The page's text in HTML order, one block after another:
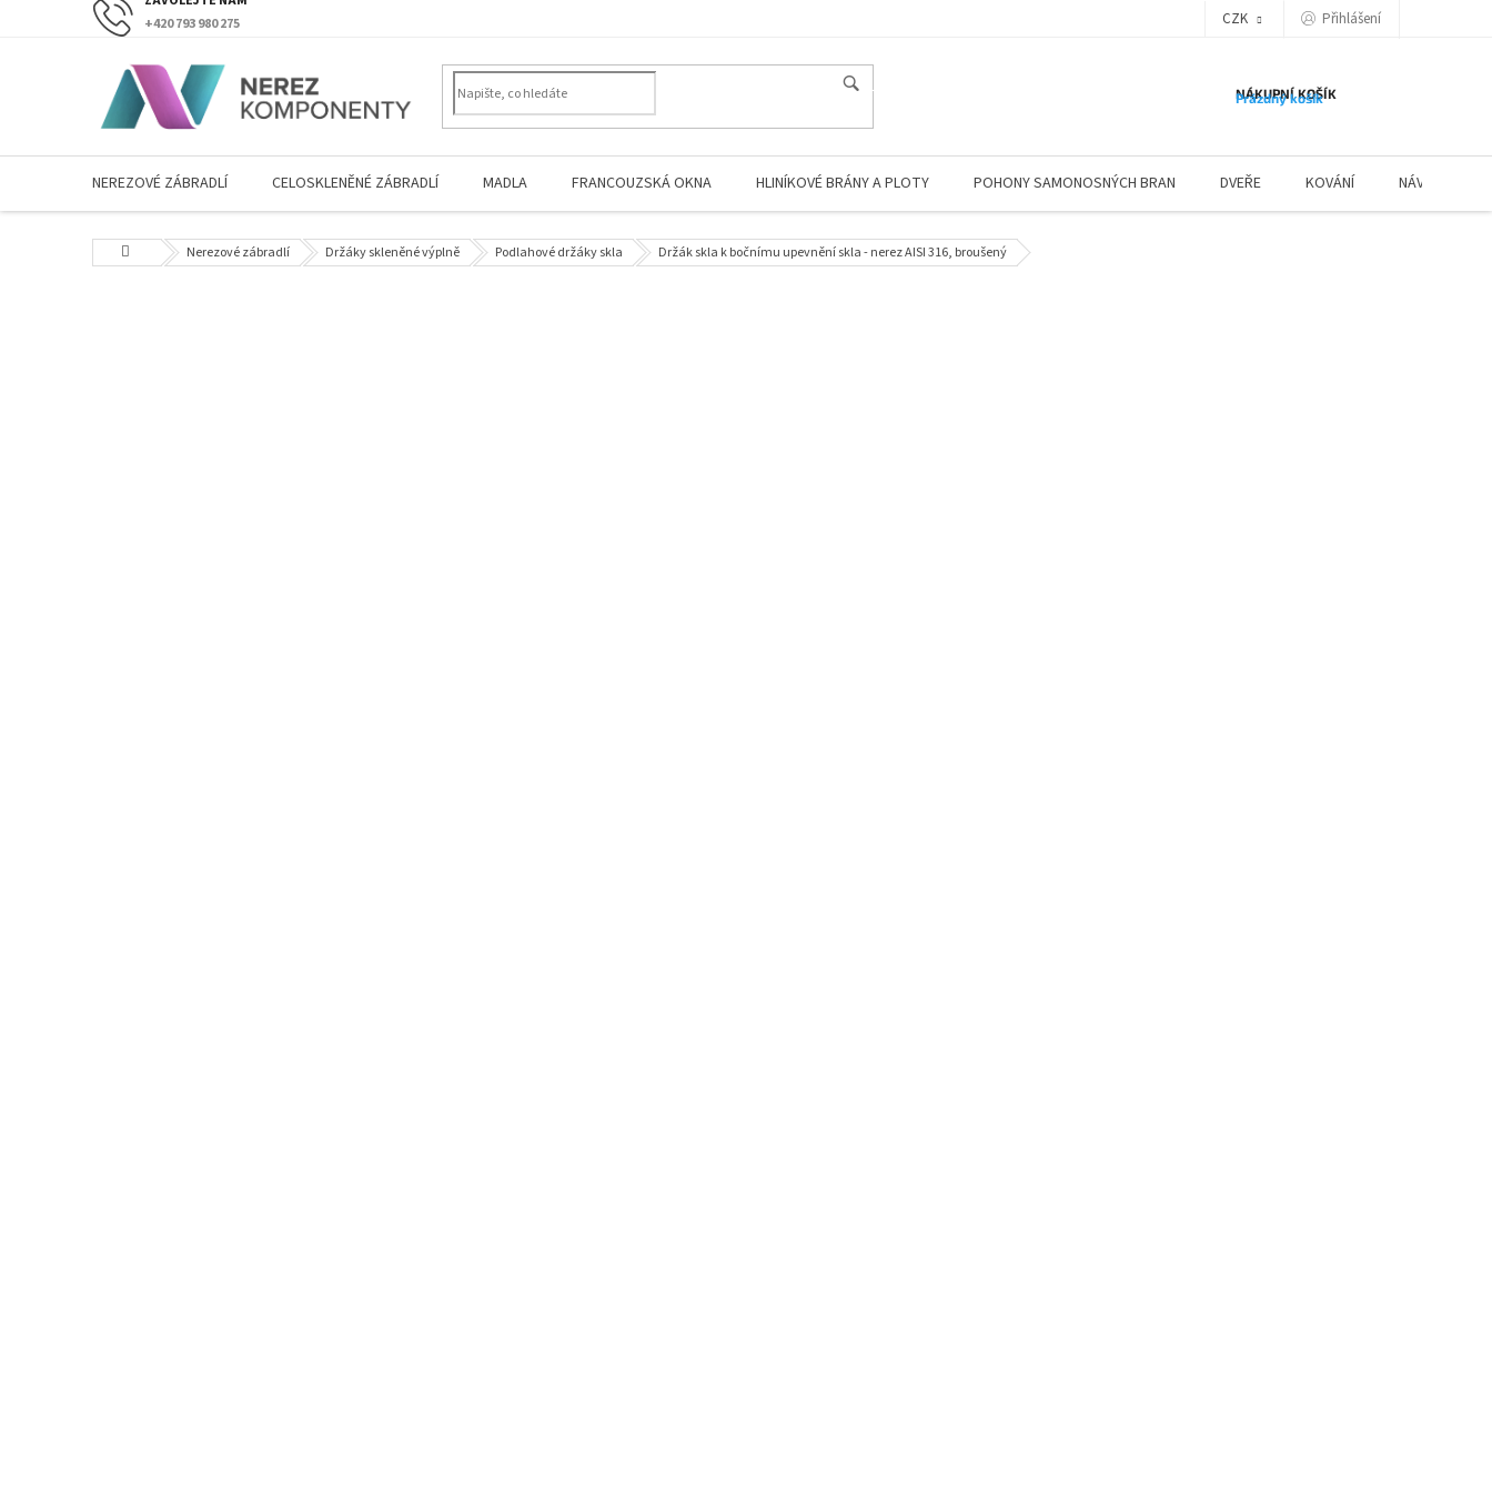
+420 793 980 275 CZK Přihlášení
NÁKUPNÍ KOŠÍK
Prázdný košík
NEREZOVÉ ZÁBRADLÍ CELOSKLENĚNÉ ZÁBRADLÍ MADLA FRANCOUZSKÁ OKNA HLINÍKOVÉ BRÁNY A PLOTY POHONY SAMONOSNÝCH BRAN DVEŘE KOVÁNÍ NÁVODY
Domů Nerezové zábradlí Držáky skleněné výplně Podlahové držáky skla Držák skla k bočnímu upevnění skla - nerez AISI 316, broušený